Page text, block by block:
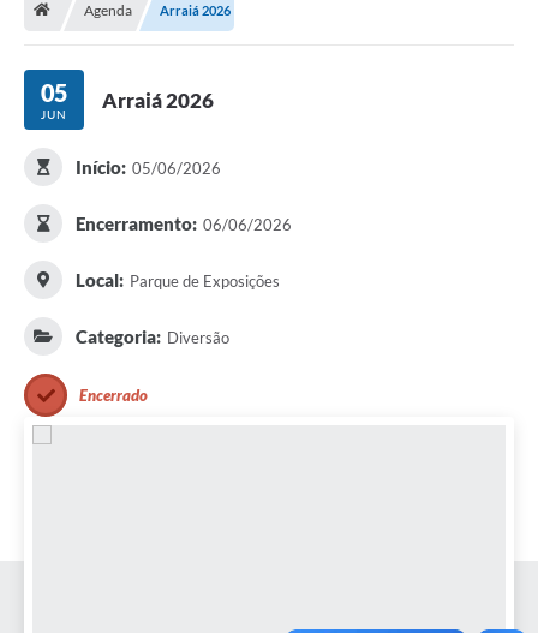
Portal da Transparência
Secretarias
Mais
Agenda Arraiá 2026
05
JUN
Arraiá 2026
Início: 05/06/2026
Encerramento: 06/06/2026
Local: Parque de Exposições
Categoria: Diversão
Encerrado